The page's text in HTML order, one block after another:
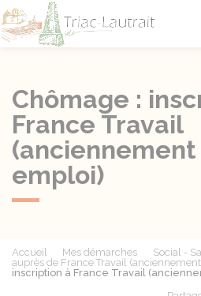
Chômage :
France Travail
(anciennement
emploi)
Accueil Mes démarches Social -
auprès de France Travail
inscription à France Travail